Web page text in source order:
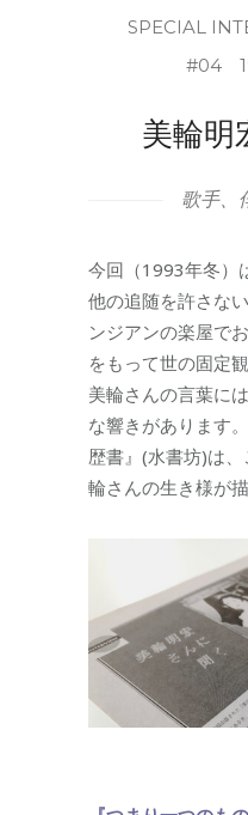
SPECIAL
#04
美輪明
歌手、
今回（1993年冬）
他の追随を許さな
ンジアンの楽屋で
をもって世の固定
美輪さんの言葉に
な響きがあります
歴書』(水書坊)は
輪さんの生き様が